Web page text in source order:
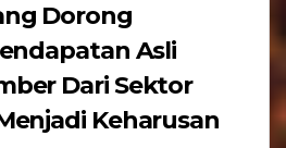
Dorong
Asli
Keharusan